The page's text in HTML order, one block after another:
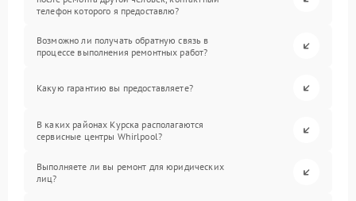
телефон которого я предоставлю?
Возможно ли получать обратную связь в
процессе выполнения ремонтных работ?
Какую гарантию вы предоставляете?
В каких районах Курска располагаются
сервисные центры Whirlpool?
Выполняете ли вы ремонт для юридических
лиц?